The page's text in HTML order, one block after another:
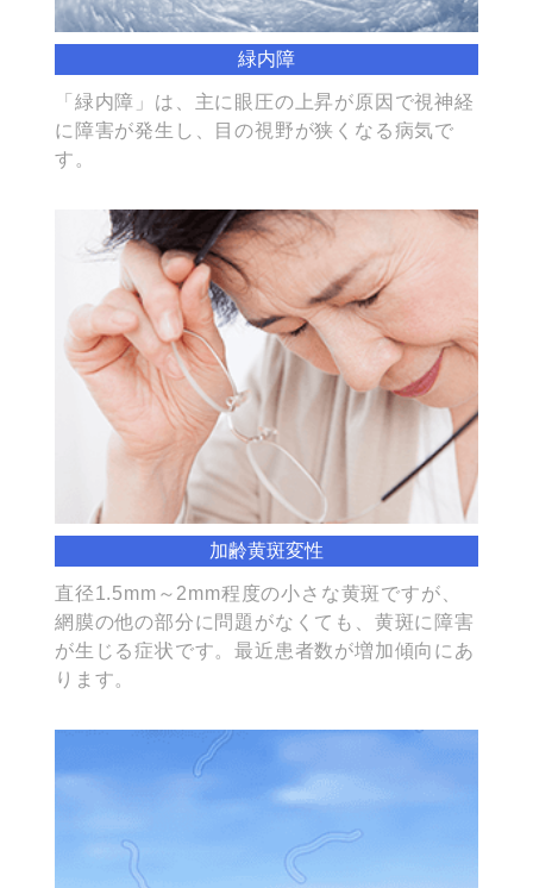
緑内障
「緑内障」は、主に眼圧の上昇が原因で視神経
に障害が発生し、目の視野が狭くなる病気で
す。
加齢黄斑変性
直径1.5mm～2mm程度の小さな黄斑ですが、
網膜の他の部分に問題がなくても、黄斑に障害
が生じる症状です。最近患者数が増加傾向にあ
ります。